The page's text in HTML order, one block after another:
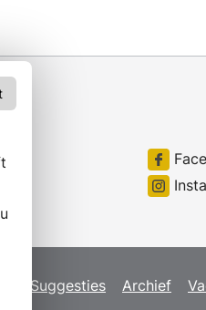
Suggesties Archief